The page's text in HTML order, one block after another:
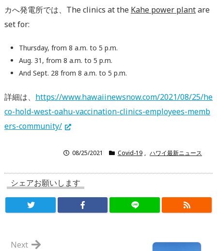
カへ発電所では、The clinics at the Kahe power plantare
set for:
Thursday, from 8 a.m. to 5 p.m.
Aug. 31, from 8 a.m. to 5 p.m.
And Sept. 28 from 8 a.m. to 5 p.m.
詳細は、 https://www.hawaiinewsnow.com/2021/08/25/he
co-hold-west-oahu-vaccination-clinics-employees-memb
ers-community/
08/25/2021 Covid-19 , ハワイ最新ニュース
シェアお願いします
Next